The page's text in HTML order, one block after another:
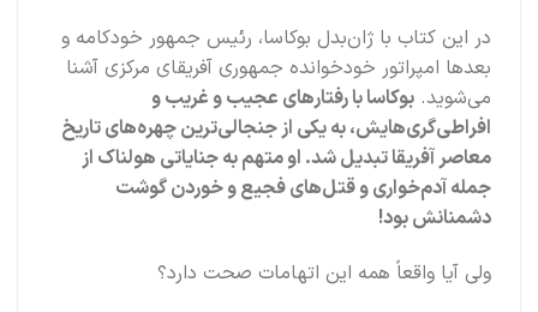
در این کتاب با ژان‌بدل بوکاسا، رئیس جمهور خودکامه و
بعدها امپراتور خودخوانده جمهوری آفریقای مرکزی آشنا
می‌شوید. بوکاسا با رفتارهای عجیب و غریب و
افراطی‌گری‌هایش، به یکی از جنجالی‌ترین چهره‌های تاریخ
معاصر آفریقا تبدیل شد. او متهم به جنایاتی هولناک از
جمله آدم‌خواری و قتل‌های فجیع و خوردن گوشت
دشمنانش بود!
ولی آیا واقعاً همه این اتهامات صحت دارد؟